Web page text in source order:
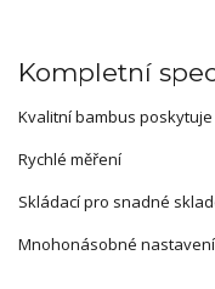
Kompletní
Kvalitní bambus
Rychlé měření
Skládací pro snadné
Mnohonásobné